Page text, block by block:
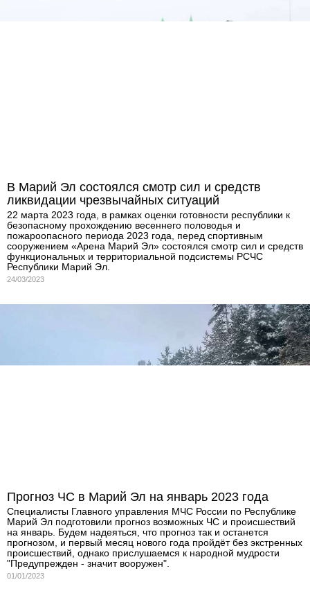
В Марий Эл состоялся смотр сил и средств
ликвидации чрезвычайных ситуаций
22 марта 2023 года, в рамках оценки готовности республики к
безопасному прохождению весеннего половодья и
пожароопасного периода 2023 года, перед спортивным
сооружением «Арена Марий Эл» состоялся смотр сил и средств
функциональных и территориальной подсистемы РСЧС
Республики Марий Эл.
24/03/2023
Прогноз ЧС в Марий Эл на январь 2023 года
Специалисты Главного управления МЧС России по Республике
Марий Эл подготовили прогноз возможных ЧС и происшествий
на январь. Будем надеяться, что прогноз так и останется
прогнозом, и первый месяц нового года пройдёт без экстренных
происшествий, однако прислушаемся к народной мудрости
"Предупрежден - значит вооружен".
01/01/2023